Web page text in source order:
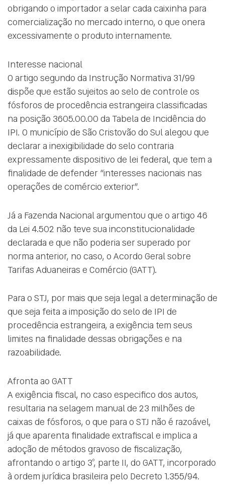
obrigando o importador a selar cada caixinha para
comercialização no mercado interno, o que onera
excessivamente o produto internamente.
Interesse nacional
O artigo segundo da Instrução Normativa 31/99
dispõe que estão sujeitos ao selo de controle os
fósforos de procedência estrangeira classificadas
na posição 3605.00.00 da Tabela de Incidência do
IPI. O município de São Cristovão do Sul alegou que
declarar a inexigibilidade do selo contraria
expressamente dispositivo de lei federal, que tem a
finalidade de defender “interesses nacionais nas
operações de comércio exterior”.
Já a Fazenda Nacional argumentou que o artigo 46
da Lei 4.502 não teve sua inconstitucionalidade
declarada e que não poderia ser superado por
norma anterior, no caso, o Acordo Geral sobre
Tarifas Aduaneiras e Comércio (GATT).
Para o STJ, por mais que seja legal a determinação de
que seja feita a imposição do selo de IPI de
procedência estrangeira, a exigência tem seus
limites na finalidade dessas obrigações e na
razoabilidade.
Afronta ao GATT
A exigência fiscal, no caso especifico dos autos,
resultaria na selagem manual de 23 milhões de
caixas de fósforos, o que para o STJ não é razoável,
já que aparenta finalidade extrafiscal e implica a
adoção de métodos gravoso de fiscalização,
afrontando o artigo 3º, parte II, do GATT, incorporado
à ordem jurídica brasileira pelo Decreto 1.355/94.